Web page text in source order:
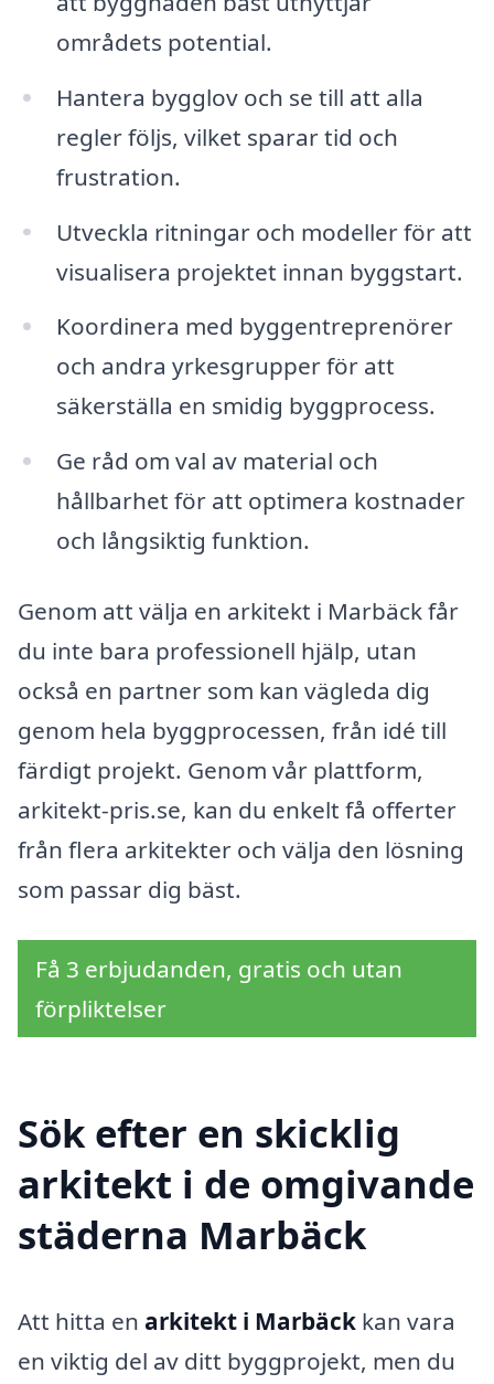
områdets potential.
Hantera bygglov och se till att alla
regler följs, vilket sparar tid och
frustration.
Utveckla ritningar och modeller för att
visualisera projektet innan byggstart.
Koordinera med byggentreprenörer
och andra yrkesgrupper för att
säkerställa en smidig byggprocess.
Ge råd om val av material och
hållbarhet för att optimera kostnader
och långsiktig funktion.
Genom att välja en arkitekt i Marbäck får
du inte bara professionell hjälp, utan
också en partner som kan vägleda dig
genom hela byggprocessen, från idé till
färdigt projekt. Genom vår plattform,
arkitekt-pris.se, kan du enkelt få offerter
från flera arkitekter och välja den lösning
som passar dig bäst.
Få 3 erbjudanden, gratis och utan
förpliktelser
Sök efter en skicklig
arkitekt i de omgivande
städerna Marbäck
Att hitta en arkitekt i Marbäck kan vara
en viktig del av ditt byggprojekt, men du